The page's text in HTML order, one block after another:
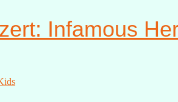
Infamous